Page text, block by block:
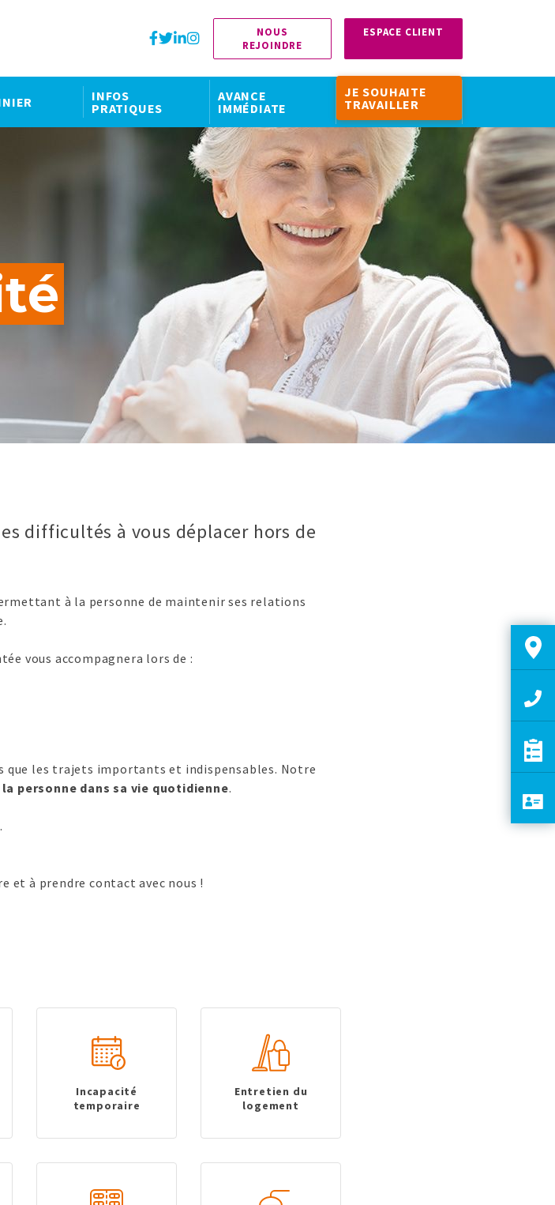
NOUS
REJOINDRE
ESPACE CLIENT
INFOS
PRATIQUES
AVANCE
IMMÉDIATE
JE SOUHAITE
TRAVAILLER
difficultés à vous déplacer hors de
à la personne de maintenir ses relations
vous accompagnera lors de :
que les trajets importants et indispensables. Notre
personne dans sa vie quotidienne.
.
et à prendre contact avec nous !
Incapacité
temporaire
Entretien du
logement